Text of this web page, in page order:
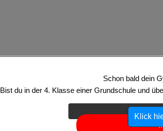
eigentlichen Inhalt
Bitte beachten Sie, dass
Schon bald dein
Bist du in der 4. Klasse einer Grundschule und
Klick